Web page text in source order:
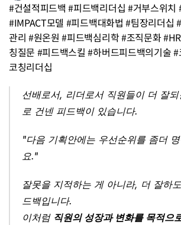
#건설적피드백 #피드백리더십 #거부스위치
#IMPACT모델 #피드백대화법 #팀장리더십
관리 #원온원 #피드백심리학 #조직문화
칭질문 #피드백스킬 #하버드피드백의기술
코칭리더십
선배로서, 리더로서 직원들이 더 잘
로 건넨 피드백이 있습니다.
"다음 기획안에는 우선순위를 좀더
요."
잘못을 지적하는 게 아니라, 더 잘하
드백입니다.
이처럼 직원의 성장과 변화를 목적으